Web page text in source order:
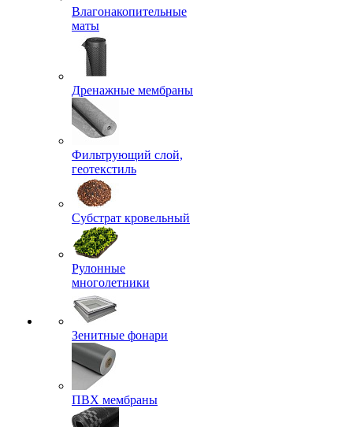
Влагонакопительные
маты
Дренажные мембраны
Фильтрующий слой,
геотекстиль
Субстрат кровельный
Рулонные
многолетники
Зенитные фонари
ПВХ мембраны